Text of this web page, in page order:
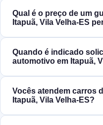
Qual é o preço de um
Itapuã, Vila Velha‑ES
Quando é indicado
automotivo em Itapuã,
Vocês atendem carros
Itapuã, Vila Velha‑ES?